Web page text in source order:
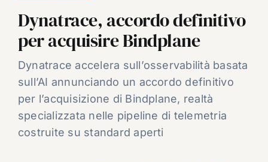
CARRIERE
VIDEO
EVENTI
CHI SIAMO
Dynatrace, accordo definitivo
per acquisire Bindplane
Dynatrace accelera sull’osservabilità basata
sull’AI annunciando un accordo definitivo
per l’acquisizione di Bindplane, realtà
specializzata nelle pipeline di telemetria
costruite su standard aperti